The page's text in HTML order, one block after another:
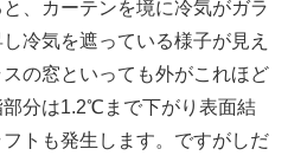
、カーテンを境に冷気がガラ
冷気を遮っている様子が見え
の窓といっても外がこれほど
部分は1.2℃まで下がり表面結
トも発生します。ですがしだ